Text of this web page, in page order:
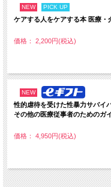
NEW PICK UP
ケアする人をケアする本 医療・
価格： 2,200円(税込)
NEW
性的虐待を受けた性暴力サバイ
その他の医療従事者のためのガ
価格： 4,950円(税込)